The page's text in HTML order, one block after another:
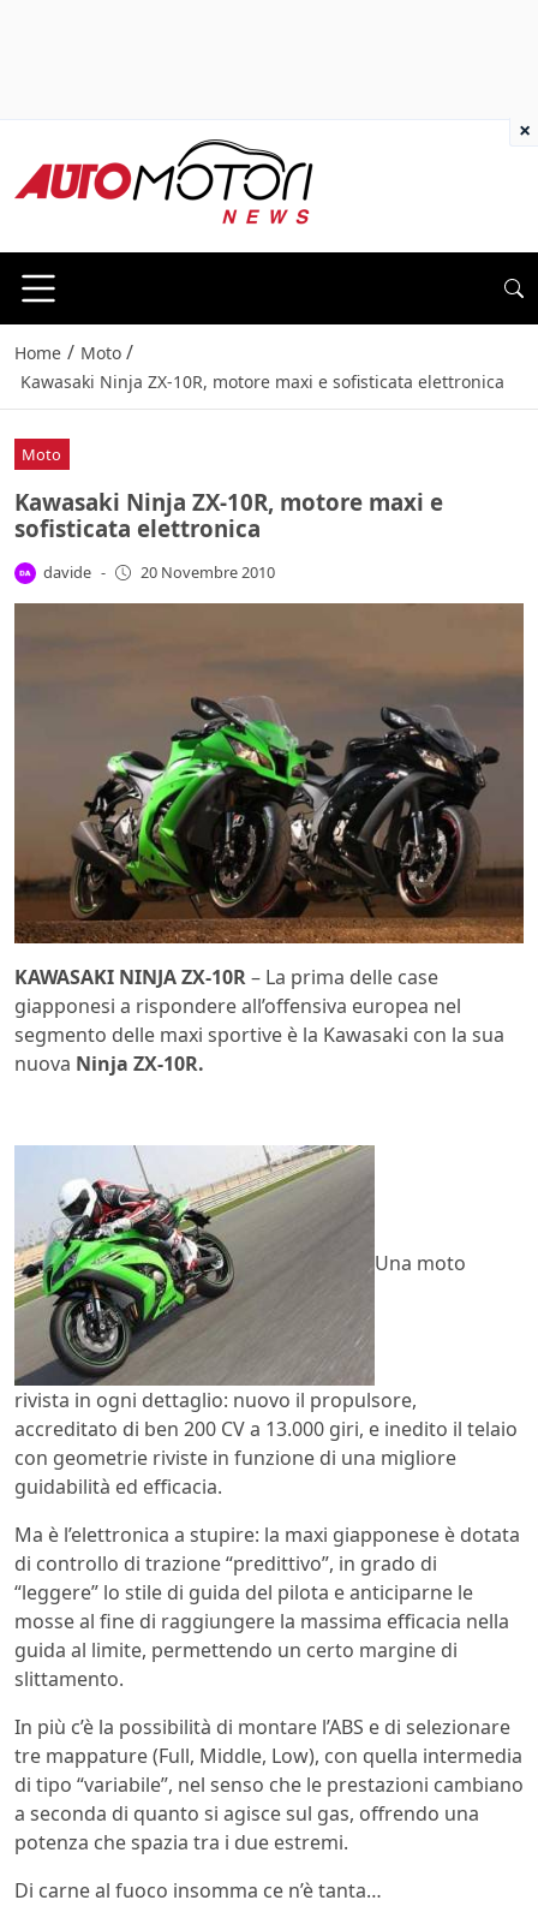
Home / Moto /
Kawasaki Ninja ZX-10R, motore maxi e sofisticata elettronica
Moto
Kawasaki Ninja ZX-10R, motore maxi e
sofisticata elettronica
davide - 20 Novembre 2010
KAWASAKI NINJA ZX-10R– La prima delle case
giapponesi a rispondere all’offensiva europea nel
segmento delle maxi sportive è la Kawasaki con la sua
nuova Ninja ZX-10R.
Una moto
rivista in ogni dettaglio: nuovo il propulsore,
accreditato di ben 200 CV a 13.000 giri, e inedito il telaio
con geometrie riviste in funzione di una migliore
guidabilità ed efficacia.
Ma è l’elettronica a stupire: la maxi giapponese è dotata
di controllo di trazione “predittivo”, in grado di
“leggere” lo stile di guida del pilota e anticiparne le
mosse al fine di raggiungere la massima efficacia nella
guida al limite, permettendo un certo margine di
slittamento.
In più c’è la possibilità di montare l’ABS e di selezionare
tre mappature (Full, Middle, Low), con quella intermedia
di tipo “variabile”, nel senso che le prestazioni cambiano
a seconda di quanto si agisce sul gas, offrendo una
potenza che spazia tra i due estremi.
Di carne al fuoco insomma ce n’è tanta…
×